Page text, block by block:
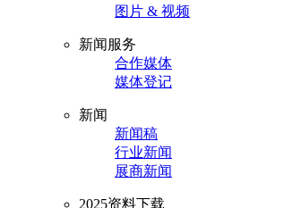
图片 & 视频
新闻服务
合作媒体
媒体登记
新闻
新闻稿
行业新闻
展商新闻
2025资料下载